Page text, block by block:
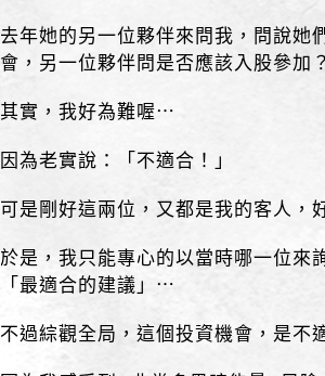
去年她的另一位夥伴來問我，問說她
會，另一位夥伴問是否應該入股參加
其實，我好為難喔⋯
因為老實說：「不適合！」
可是剛好這兩位，又都是我的客人，
於是，我只能專心的以當時哪一位來
「最適合的建議」⋯
不過綜觀全局，這個投資機會，是不